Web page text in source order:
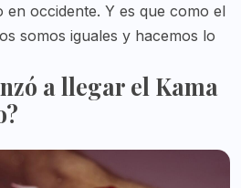
en occidente. Y es que como el
somos iguales y hacemos lo
a llegar el Kama